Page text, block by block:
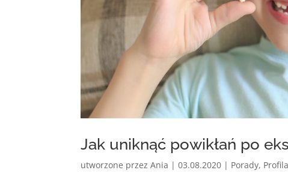
Jak uniknąć powikłań po
utworzone przezAnia |03.08.2020 | Porady,